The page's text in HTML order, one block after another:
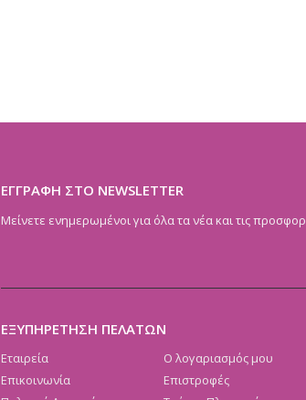
ΕΓΓΡΑΦΗ ΣΤΟ NEWSLETTER
Μείνετε ενημερωμένοι για όλα τα νέα και τις
ΕΞΥΠΗΡΕΤΗΣΗ ΠΕΛΑΤΩΝ
Εταιρεία
Επικοινωνία
Ο λογαριασμός μου
Επιστροφές